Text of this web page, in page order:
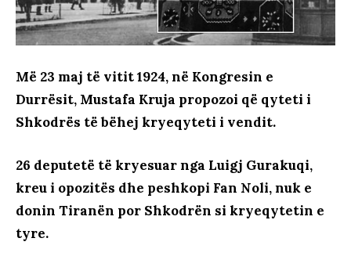
Më 23 maj të vitit 1924, në Kongresin e
Durrësit, Mustafa Kruja propozoi që qyteti i
Shkodrës të bëhej kryeqyteti i vendit.
26 deputetë të kryesuar nga Luigj Gurakuqi,
kreu i opozitës dhe peshkopi Fan Noli, nuk e
donin Tiranën por Shkodrën si kryeqytetin e
tyre.